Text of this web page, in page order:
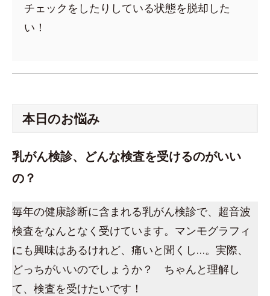
チェックをしたりしている状態を脱却した
い！
本日のお悩み
乳がん検診、どんな検査を受けるのがいい
の？
毎年の健康診断に含まれる乳がん検診で、超音波
検査をなんとなく受けています。マンモグラフィ
にも興味はあるけれど、痛いと聞くし…。実際、
どっちがいいのでしょうか？ ちゃんと理解し
て、検査を受けたいです！